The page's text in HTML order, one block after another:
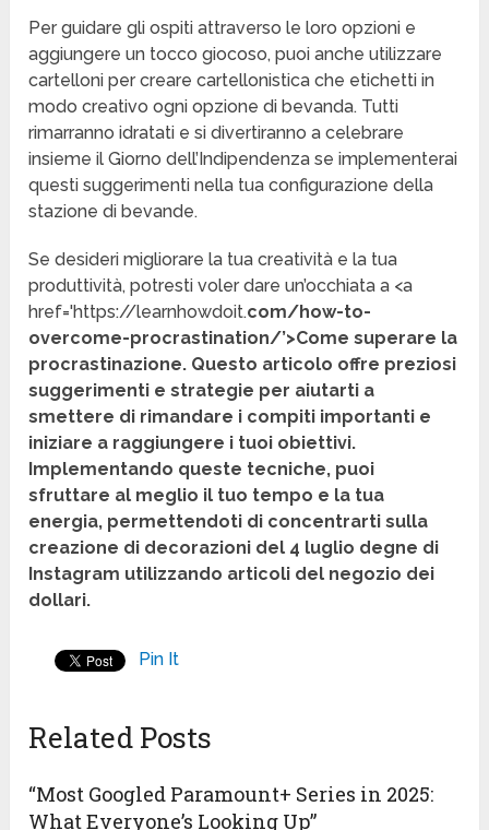
Per guidare gli ospiti attraverso le loro opzioni e
aggiungere un tocco giocoso, puoi anche utilizzare
cartelloni per creare cartellonistica che etichetti in
modo creativo ogni opzione di bevanda. Tutti
rimarranno idratati e si divertiranno a celebrare
insieme il Giorno dell’Indipendenza se implementerai
questi suggerimenti nella tua configurazione della
stazione di bevande.
Se desideri migliorare la tua creatività e la tua
produttività, potresti voler dare un’occhiata a <a
href='https://learnhowdoit.com/how-to-
overcome-procrastination/’>Come superare la
procrastinazione. Questo articolo offre preziosi
suggerimenti e strategie per aiutarti a
smettere di rimandare i compiti importanti e
iniziare a raggiungere i tuoi obiettivi.
Implementando queste tecniche, puoi
sfruttare al meglio il tuo tempo e la tua
energia, permettendoti di concentrarti sulla
creazione di decorazioni del 4 luglio degne di
Instagram utilizzando articoli del negozio dei
dollari.
Pin It
Related Posts
“Most Googled Paramount+ Series in 2025:
What Everyone’s Looking Up”